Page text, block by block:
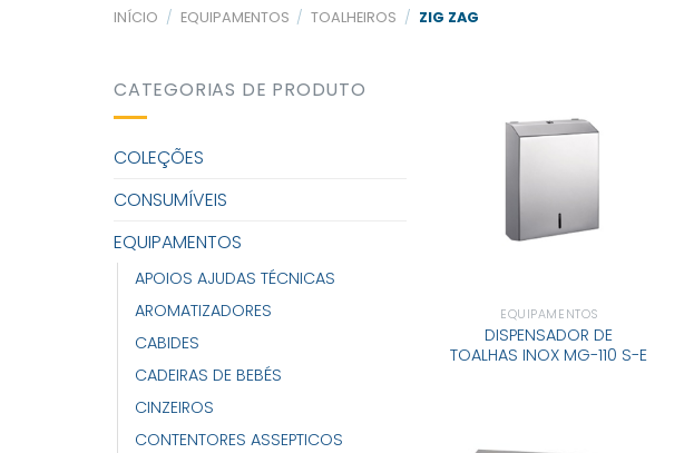
INÍCIO / EQUIPAMENTOS / TOALHEIROS / ZIG ZAG
CATEGORIAS DE PRODUTO
COLEÇÕES
CONSUMÍVEIS
EQUIPAMENTOS
APOIOS AJUDAS TÉCNICAS
AROMATIZADORES
CABIDES
CADEIRAS DE BEBÉS
CINZEIROS
CONTENTORES ASSEPTICOS
EQUIPAMENTOS
DISPENSADOR DE
TOALHAS INOX MG-110 S-E